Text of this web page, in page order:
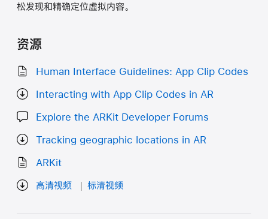
松发现和精确定位虚拟内容。
资源
Human Interface Guidelines: App Clip Codes
Interacting with App Clip Codes in AR
Explore the ARKit Developer Forums
Tracking geographic locations in AR
ARKit
高清视频 标清视频